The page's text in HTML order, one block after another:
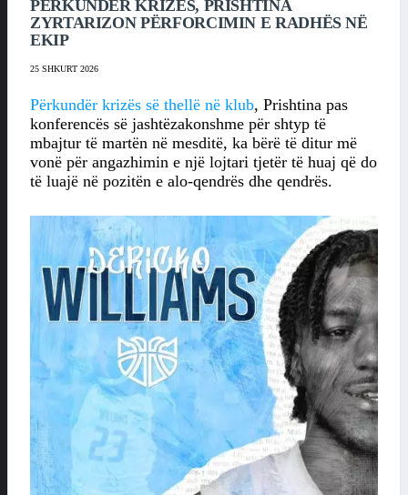
PËRKUNDËR KRIZËS, PRISHTINA
ZYRTARIZON PËRFORCIMIN E RADHËS NË
EKIP
25 SHKURT 2026
Përkundër krizës së thellë në klub, Prishtina pas
konferencës së jashtëzakonshme për shtyp të
mbajtur të martën në mesditë, ka bërë të ditur më
vonë për angazhimin e një lojtari tjetër të huaj që do
të luajë në pozitën e alo-qendrës dhe qendrës.